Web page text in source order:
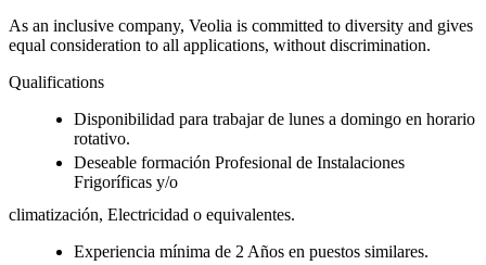
As an inclusive company, Veolia is committed to diversity and gives
equal consideration to all applications, without discrimination.
Qualifications
Disponibilidad para trabajar de lunes a domingo en horario
rotativo.
Deseable formación Profesional de Instalaciones
Frigoríficas y/o
climatización, Electricidad o equivalentes.
Experiencia mínima de 2 Años en puestos similares.